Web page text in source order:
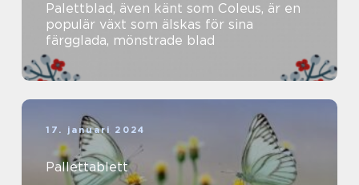
Palettblad, även känt som Coleus, är en
populär växt som älskas för sina
färgglada, mönstrade blad
17. januari 2024
Pallettablett